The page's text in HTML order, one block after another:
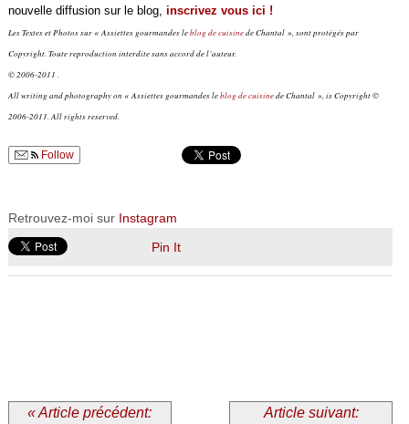
nouvelle diffusion sur le blog, inscrivez vous ici !
Les Textes et Photos sur « Assiettes gourmandes leblog de cuisinede Chantal », sont protégés par
Copyright. Toute reproduction interdite sans accord de l’auteur.
© 2006-2011 .
All writing and photography on « Assiettes gourmandes leblog de cuisinede Chantal », is Copyright ©
2006-2011. All rights reserved.
Follow
Retrouvez-moi sur Instagram
Pin It
« Article précédent:
Article suivant: